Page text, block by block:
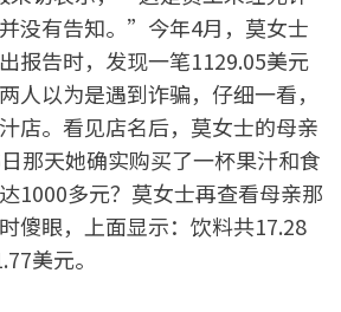
没有告知。”今年4月，莫女士
报告时，发现一笔1129.05美元
人以为是遇到诈骗，仔细一看，
店。看见店名后，莫女士的母亲
那天她确实购买了一杯果汁和食
1000多元？莫女士再查看母亲那
傻眼，上面显示：饮料共17.28
美元。